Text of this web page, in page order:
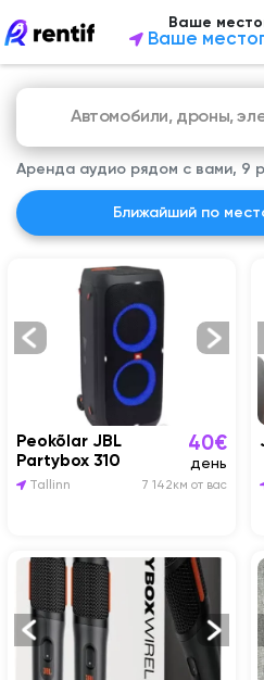
Ваше
Ваше
Аренда аудио рядом с вами, 9
Ближайший по
Peokõlar JBL
Partybox 310
40€
день
Tallinn 7 142км от вас